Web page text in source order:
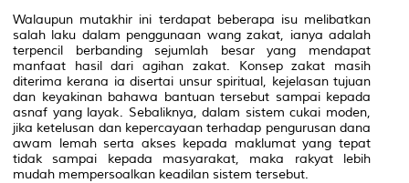
Walaupun mutakhir ini terdapat beberapa isu melibatkan
salah laku dalam penggunaan wang zakat, ianya adalah
terpencil berbanding sejumlah besar yang mendapat
manfaat hasil dari agihan zakat. Konsep zakat masih
diterima kerana ia disertai unsur spiritual, kejelasan tujuan
dan keyakinan bahawa bantuan tersebut sampai kepada
asnaf yang layak. Sebaliknya, dalam sistem cukai moden,
jika ketelusan dan kepercayaan terhadap pengurusan dana
awam lemah serta akses kepada maklumat yang tepat
tidak sampai kepada masyarakat, maka rakyat lebih
mudah mempersoalkan keadilan sistem tersebut.